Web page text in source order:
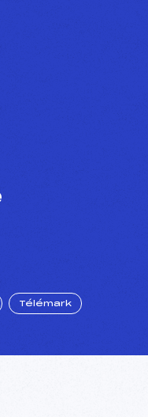
Télémark